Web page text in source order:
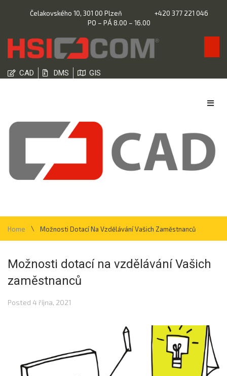
Čelakovského 10, 301 00 Plzeň
+420 377 221 046
PO – PÁ 8.00 – 16.00
CAD DMS GIS
Home \ Možnosti Dotací Na Vzdělávání Vašich Zaměstnanců
Možnosti dotací na vzdělávání Vašich
zaměstnanců
Posted 4 října, 2021